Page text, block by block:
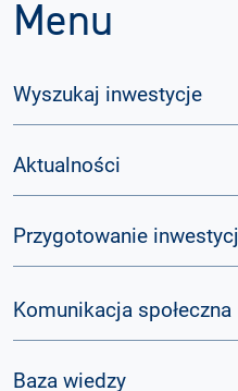
Menu
Wyszukaj inwestycje
Aktualności
Przygotowanie
Komunikacja społeczna
Baza wiedzy